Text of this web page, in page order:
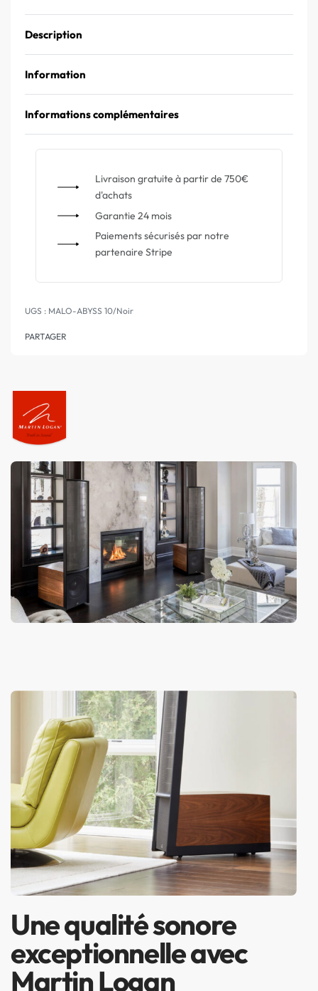
Description
Information
Informations complémentaires
Livraison gratuite à partir de 750€
d'achats
Garantie 24 mois
Paiements sécurisés par notre
partenaire Stripe
MALO-ABYSS 10/Noir
PARTAGER
Une qualité sonore
exceptionnelle avec
Martin Logan